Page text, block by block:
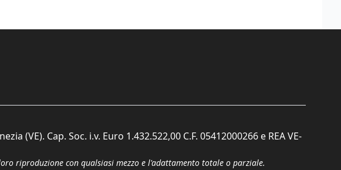
(VE). Cap. Soc. i.v. Euro 1.432.522,00 C.F. 05412000266 e REA VE-
riproduzione con qualsiasi mezzo e l'adattamento totale o parziale.